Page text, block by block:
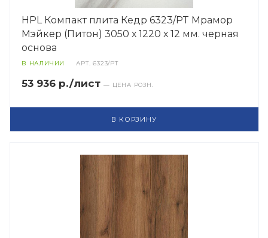
HPL Компакт плита Кедр 6323/PT Мрамор
Мэйкер (Питон) 3050 х 1220 х 12 мм. черная
основа
В НАЛИЧИИ АРТ.6323/PT
53 936 р./лист — ЦЕНА РОЗН.
В КОРЗИНУ